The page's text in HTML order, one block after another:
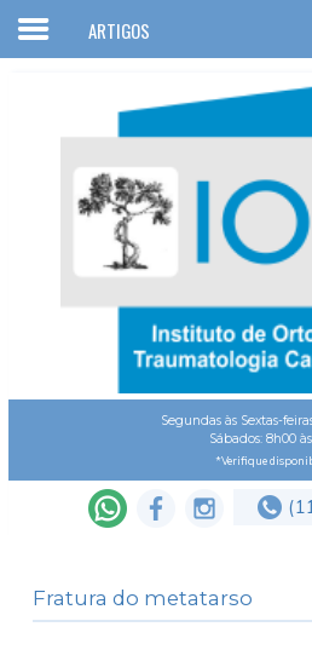
Home
Convênios
Especialidades
Serviços
ARTIGOS
Segundas às Sextas-
Sábados: 8h00
*Verifique
Fratura do metatarso